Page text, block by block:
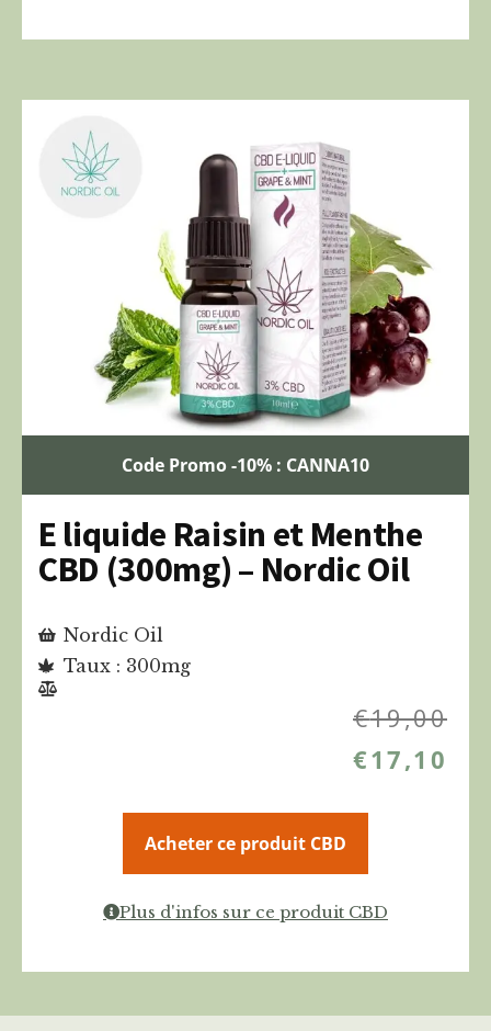
Code Promo -10% : CANNA10
E liquide Raisin et Menthe
CBD (300mg) – Nordic Oil
Nordic Oil
Taux : 300mg
€19,00
€17,10
Acheter ce produit CBD
Plus d'infos sur ce produit CBD